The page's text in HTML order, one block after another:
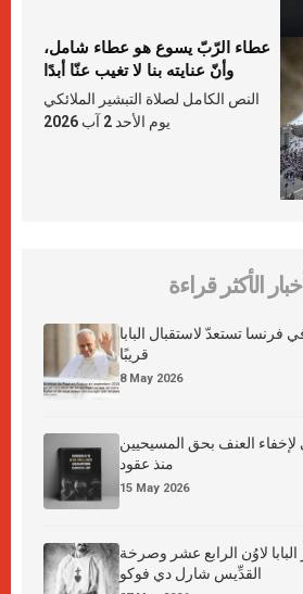
عطاء الرّبّ يسوع هو عطاء شامل،
وأنّ عنايته بنا لا تغيب عنّا أبدًا
النص الكامل لصلاة التبشير الملائكي
يوم الأحد 2 آب 2026
الأكثر قراءة
فرنسا تستعدّ لاستقبال البابا
قريبًا
8 May 2026
لإخفاء العنف بحق المسيحيين
منذ عقود
15 May 2026
البابا لاوُن الرابع عشر وصرخة
القدِّيس شارل دي فوكو